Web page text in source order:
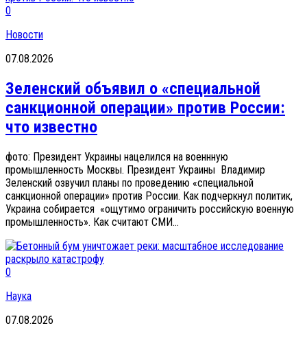
0
Новости
07.08.2026
Зеленский объявил о «специальной
санкционной операции» против России:
что известно
фото: Президент Украины нацелился на военнную
промышленность Москвы. Президент Украины Владимир
Зеленский озвучил планы по проведению «специальной
санкционной операции» против России. Как подчеркнул политик,
Украина собирается «ощутимо ограничить российскую военную
промышленность». Как считают СМИ...
0
Наука
07.08.2026